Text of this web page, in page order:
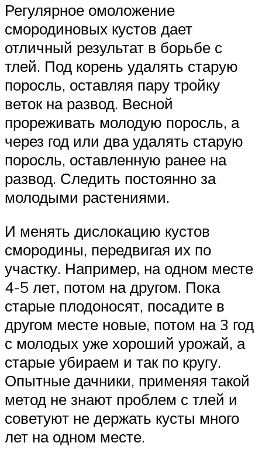
Регулярное омоложение
смородиновых кустов дает
отличный результат в борьбе с
тлей. Под корень удалять старую
поросль, оставляя пару тройку
веток на развод. Весной
прореживать молодую поросль, а
через год или два удалять старую
поросль, оставленную ранее на
развод. Следить постоянно за
молодыми растениями.
И менять дислокацию кустов
смородины, передвигая их по
участку. Например, на одном месте
4-5 лет, потом на другом. Пока
старые плодоносят, посадите в
другом месте новые, потом на 3 год
с молодых уже хороший урожай, а
старые убираем и так по кругу.
Опытные дачники, применяя такой
метод не знают проблем с тлей и
советуют не держать кусты много
лет на одном месте.